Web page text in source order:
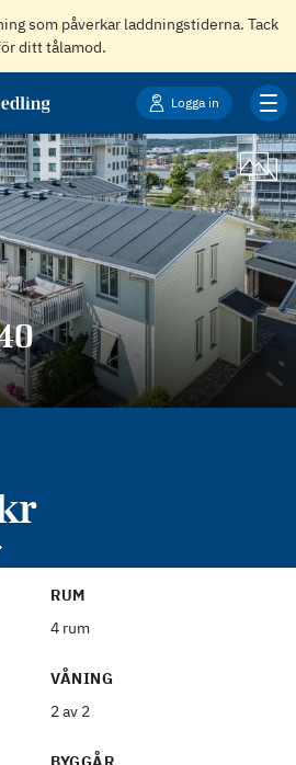
som påverkar laddningstiderna. Tack
ditt tålamod.
Logga in
RUM
4 rum
VÅNING
2 av 2